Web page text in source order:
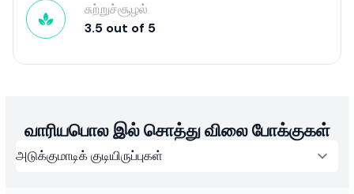
சுற்றுச்சூழல்
3.5 out of 5
வாரியபொல இல் சொத்து விலை போக்குகள்